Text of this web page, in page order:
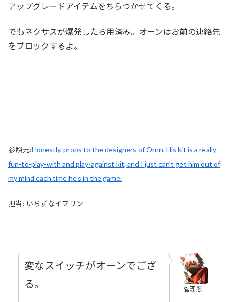
アップグレードアイテムをちらつかせてくる。
でもネクサスが爆発したら用済み。オーンはお前の連絡先
をブロックするよ。
参照元:Honestly, props to the designers of Ornn. His kit is a really
fun-to-play-with and play-against kit, and I just can’t get him out of
my mind each time he’s in the game.
担当: いちずなイブリン
管理忍
変なスイッチがオーンでござ
る。